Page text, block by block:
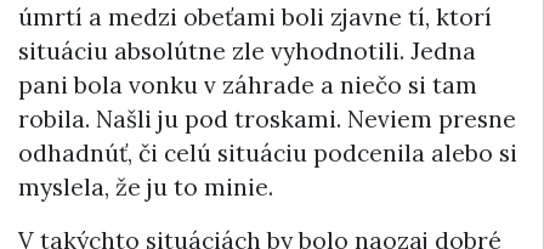
úmrtí a medzi obeťami boli zjavne tí, ktorí
situáciu absolútne zle vyhodnotili. Jedna
pani bola vonku v záhrade a niečo si tam
robila. Našli ju pod troskami. Neviem presne
odhadnúť, či celú situáciu podcenila alebo si
myslela, že ju to minie.
V takýchto situáciách by bolo naozaj dobré